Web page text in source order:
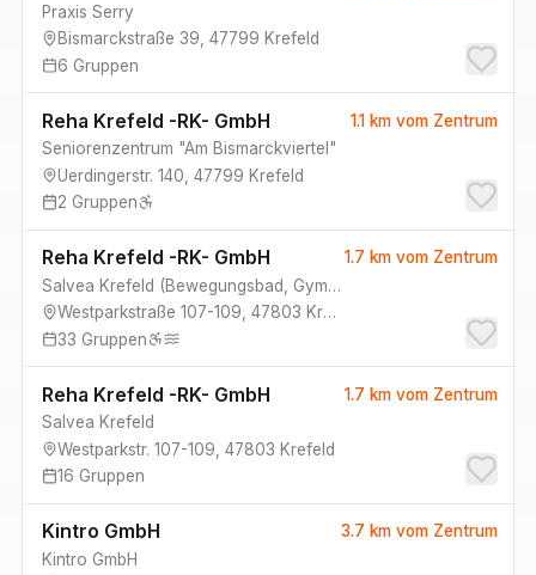
Praxis Serry
Bismarckstraße 39 47799 Krefeld
6 Gruppen
Reha Krefeld -RK- GmbH
Seniorenzentrum "Am Bismarckviertel"
Uerdingerstr. 140 47799 Krefeld
2 Gruppen
1.1 kmvom Zentrum
Reha Krefeld -RK- GmbH
Salvea Krefeld (Bewegungsbad, Gymnastik Raum B+C
Westparkstraße 107-109 47803 Krefeld
33 Gruppen
1.7 kmvom Zentrum
Reha Krefeld -RK- GmbH
Salvea Krefeld
Westparkstr. 107-109 47803 Krefeld
16 Gruppen
1.7 kmvom Zentrum
Kintro GmbH
Kintro GmbH
3.7 kmvom Zentrum